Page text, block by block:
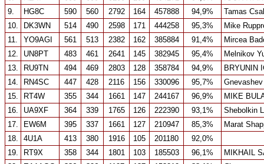
9.
HG8C 590 560 2792 164 457888 94,9%
Tamas
10.
DK3WN 514 490 2598 171 444258 95,3%
Mike
11.
YO9AGI 561 513 2382 162 385884 91,4%
Mircea
12.
UN8PT 483 461 2641 145 382945 95,4%
Melnikov
13.
RU9TN 494 469 2803 128 358784 94,9%
BRYUNIN
14.
RN4SC 447 428 2116 156 330096 95,7%
15.
RT4W 355 344 1661 147 244167 96,9%
MIKE
16.
UA9XF 364 339 1765 126 222390 93,1%
Shebolkin
17.
EW6M 395 337 1661 127 210947 85,3%
Marat
18.
4U1A 413 380 1916 105 201180
92,0%
19.
RT9X 358 344 1801 103 185503 96,1%
MIKHAIL